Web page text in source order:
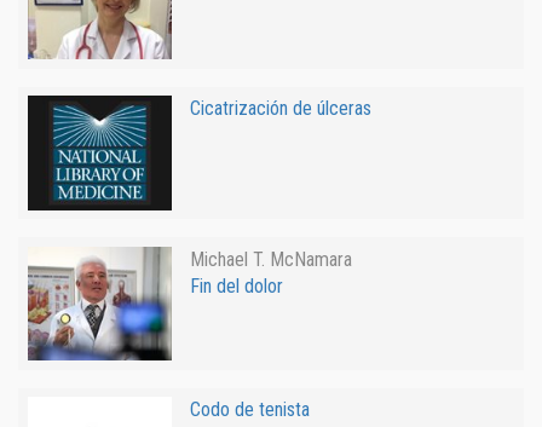
Cicatrización de úlceras
Michael T. McNamara
Fin del dolor
Codo de tenista